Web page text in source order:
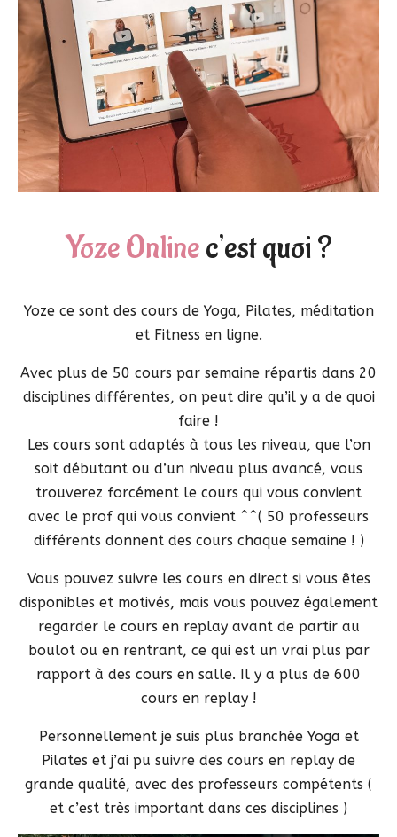
Yoze Onlinec’est quoi ?
Yoze ce sont des cours de Yoga, Pilates, méditation
et Fitness en ligne.
Avec plus de 50 cours par semaine répartis dans 20
disciplines différentes, on peut dire qu’il y a de quoi
faire !
Les cours sont adaptés à tous les niveau, que l’on
soit débutant ou d’un niveau plus avancé, vous
trouverez forcément le cours qui vous convient
avec le prof qui vous convient ^^( 50 professeurs
différents donnent des cours chaque semaine ! )
Vous pouvez suivre les cours en direct si vous êtes
disponibles et motivés, mais vous pouvez également
regarder le cours en replay avant de partir au
boulot ou en rentrant, ce qui est un vrai plus par
rapport à des cours en salle. Il y a plus de 600
cours en replay !
Personnellement je suis plus branchée Yoga et
Pilates et j’ai pu suivre des cours en replay de
grande qualité, avec des professeurs compétents (
et c’est très important dans ces disciplines )